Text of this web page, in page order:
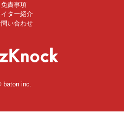
免責事項
イター紹介
問い合わせ
baton inc.